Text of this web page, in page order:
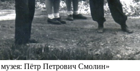
Пётр Петрович Смолин»